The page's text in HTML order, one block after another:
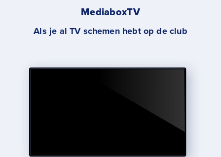
MediaboxTV
Als je al TV schemen hebt op de club